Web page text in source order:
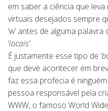
em saber a ciência que
virtuais desejados sempre
‘w’ antes de alguma
‘locais’.
É justamente esse tipo de ‘
que deve acontecer em
faz essa profecia é
pessoa responsável pela
WWW, o famoso World